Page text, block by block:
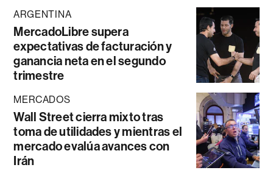
ARGENTINA
MercadoLibre supera
expectativas de facturación y
ganancia neta en el segundo
trimestre
MERCADOS
Wall Street cierra mixto tras
toma de utilidades y mientras el
mercado evalúa avances con
Irán